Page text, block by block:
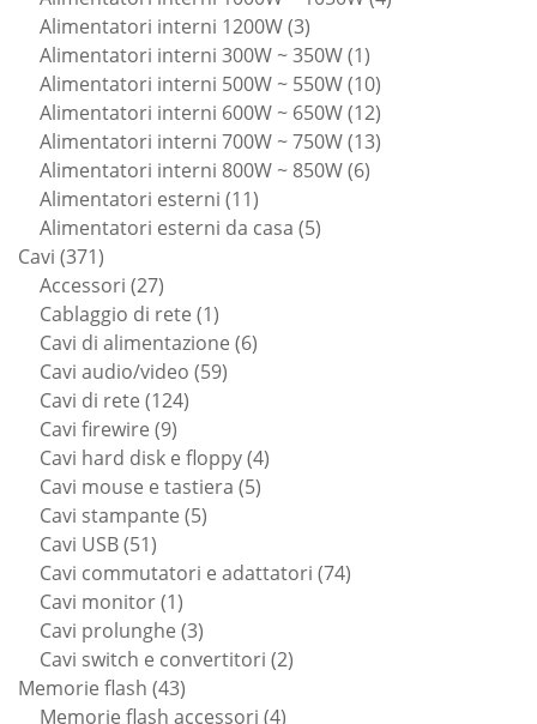
Alimentatori interni 1200W 33
prodotti
Alimentatori interni 300W ~ 350W 11
prodotto
Alimentatori interni 500W ~ 550W 1010
prodotti
Alimentatori interni 600W ~ 650W 1212
prodotti
Alimentatori interni 700W ~ 750W 1313
Alimentatori interni 800W ~ 850W 66
Alimentatori esterni 1111
prodotti
Alimentatori esterni da casa 55
Cavi 371371
prodotti
Accessori 2727
prodotti
Cablaggio di rete 11
prodotto
Cavi di alimentazione 66
Cavi audio/video 5959
Cavi di rete 124124
Cavi firewire 99
prodotti
Cavi hard disk e floppy 44
Cavi mouse e tastiera 55
Cavi stampante 55
Cavi USB 5151
prodotti
Cavi commutatori e adattatori 7474
Cavi monitor 11
prodotto
Cavi prolunghe 33
prodotti
Cavi switch e convertitori 22
Memorie flash 4343
prodotti
Memorie flash accessori 44